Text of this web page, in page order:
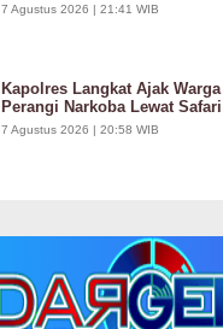
7 Agustus 2026 | 21:41 WIB
Kapolres Langkat Ajak
Perangi Narkoba Lewat
7 Agustus 2026 | 20:58 WIB